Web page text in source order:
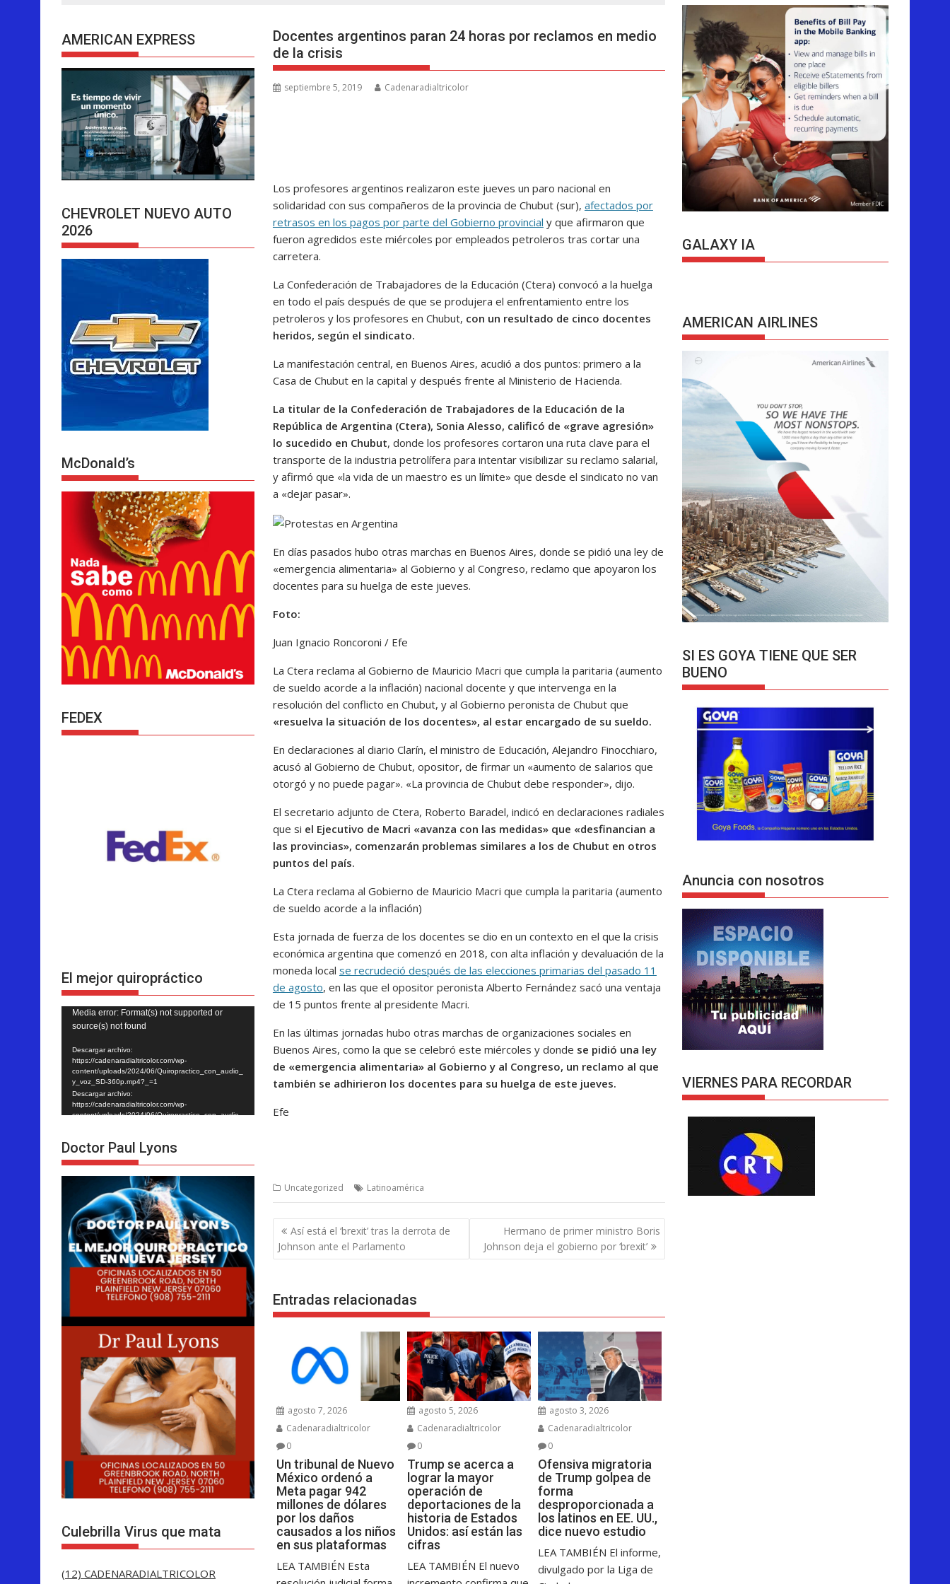
Docentes argentinos paran 24 horas por reclamos en medio
de la crisis
septiembre 5, 2019 Cadenaradialtricolor
Los profesores argentinos realizaron este jueves un paro nacional en
solidaridad con sus compañeros de la provincia de Chubut (sur), afectados por
retrasos en los pagos por parte del Gobierno provincial y que afirmaron que
fueron agredidos este miércoles por empleados petroleros tras cortar una
carretera.
La Confederación de Trabajadores de la Educación (Ctera) convocó a la huelga
en todo el país después de que se produjera el enfrentamiento entre los
petroleros y los profesores en Chubut, con un resultado de cinco docentes
heridos, según el sindicato.
La manifestación central, en Buenos Aires, acudió a dos puntos: primero a la
Casa de Chubut en la capital y después frente al Ministerio de Hacienda.
La titular de la Confederación de Trabajadores de la Educación de la
República de Argentina (Ctera), Sonia Alesso, calificó de «grave agresión»
lo sucedido en Chubut, donde los profesores cortaron una ruta clave para el
transporte de la industria petrolífera para intentar visibilizar su reclamo salarial,
y afirmó que «la vida de un maestro es un límite» que desde el sindicato no van
a «dejar pasar».
En días pasados hubo otras marchas en Buenos Aires, donde se pidió una ley de
«emergencia alimentaria» al Gobierno y al Congreso, reclamo que apoyaron los
docentes para su huelga de este jueves.
Foto:
Juan Ignacio Roncoroni / Efe
La Ctera reclama al Gobierno de Mauricio Macri que cumpla la paritaria (aumento
de sueldo acorde a la inflación) nacional docente y que intervenga en la
resolución del conflicto en Chubut, y al Gobierno peronista de Chubut que
«resuelva la situación de los docentes», al estar encargado de su sueldo.
En declaraciones al diario Clarín, el ministro de Educación, Alejandro Finocchiaro,
acusó al Gobierno de Chubut, opositor, de firmar un «aumento de salarios que
otorgó y no puede pagar». «La provincia de Chubut debe responder», dijo.
El secretario adjunto de Ctera, Roberto Baradel, indicó en declaraciones radiales
que si el Ejecutivo de Macri «avanza con las medidas» que «desfinancian a
las provincias», comenzarán problemas similares a los de Chubut en otros
puntos del país.
La Ctera reclama al Gobierno de Mauricio Macri que cumpla la paritaria (aumento
de sueldo acorde a la inflación)
Esta jornada de fuerza de los docentes se dio en un contexto en el que la crisis
económica argentina que comenzó en 2018, con alta inflación y devaluación de la
moneda local se recrudeció después de las elecciones primarias del pasado 11
de agosto, en las que el opositor peronista Alberto Fernández sacó una ventaja
de 15 puntos frente al presidente Macri.
En las últimas jornadas hubo otras marchas de organizaciones sociales en
Buenos Aires, como la que se celebró este miércoles y donde se pidió una ley
de «emergencia alimentaria» al Gobierno y al Congreso, un reclamo al que
también se adhirieron los docentes para su huelga de este jueves.
Efe
Uncategorized Latinoamérica
Navegación
de
entradas
Así está el ‘brexit’ tras la derrota de
Johnson ante el Parlamento
Hermano de primer ministro Boris
Johnson deja el gobierno por ‘brexit’
Entradas relacionadas
agosto 7, 2026
Cadenaradialtricolor
0
Un tribunal de Nuevo
México ordenó a
Meta pagar 942
millones de dólares
por los daños
causados a los niños
en sus plataformas
LEA TAMBIÉN Esta
agosto 5, 2026
Cadenaradialtricolor
0
Trump se acerca a
lograr la mayor
operación de
deportaciones de la
historia de Estados
Unidos: así están las
cifras
LEA TAMBIÉN El nuevo
agosto 3, 2026
Cadenaradialtricolor
0
Ofensiva migratoria
de Trump golpea de
forma
desproporcionada a
los latinos en EE. UU.,
dice nuevo estudio
LEA TAMBIÉN El informe,
divulgado por la Liga de
AMERICAN EXPRESS
CHEVROLET NUEVO AUTO
2026
McDonald’s
FEDEX
El mejor quiropráctico
Reproductor
de
vídeo
Media error: Format(s) not supported or
source(s) not found
Descargar archivo:
https://cadenaradialtricolor.com/wp-
content/uploads/2024/06/Quiropractico_con_audio_
y_voz_SD-360p.mp4?_=1
Descargar archivo:
https://cadenaradialtricolor.com/wp-
content/uploads/2024/06/Quiropractico_con_audio_
Doctor Paul Lyons
Culebrilla Virus que mata
(12) CADENARADIALTRICOLOR
GALAXY IA
AMERICAN AIRLINES
SI ES GOYA TIENE QUE SER
BUENO
Anuncia con nosotros
VIERNES PARA RECORDAR